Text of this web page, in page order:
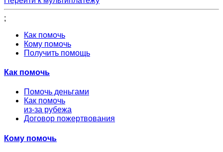
;
Как помочь
Кому помочь
Получить помощь
Как помочь
Помочь деньгами
Как помочь
из-за рубежа
Договор пожертвования
Кому помочь